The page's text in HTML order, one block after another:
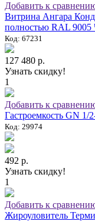
Добавить к
Витрина Ангара
полностью RAL 9005
Код: 67231
127 480 р.
Узнать скидку!
1
Добавить к
Гастроемкость GN 1/
Код: 29974
492 р.
Узнать скидку!
1
Добавить к
Жироуловитель